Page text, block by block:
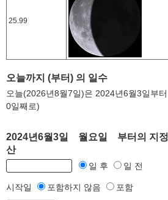
25.99
오늘까지 (부터) 의 일수
오늘(2026년8월7일)은 2024년6월3일부
0일째로)
2024년6월3일 월요일 부터의 지정
산
일 후 일 전
시작일 포함하지 않음 포함